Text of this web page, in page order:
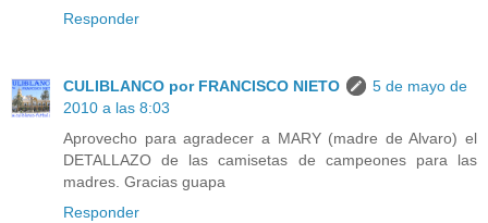
Responder
CULIBLANCO por FRANCISCO NIETO
5 de mayo de
2010 a las 8:03
Aprovecho para agradecer a MARY (madre de Alvaro) el
DETALLAZO de las camisetas de campeones para las
madres. Gracias guapa
Responder